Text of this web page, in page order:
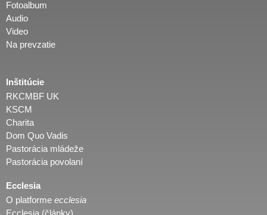
Fotoalbum
Audio
Video
Na prevzatie
Inštitúcie
RKCMBF UK
KSCM
Charita
Dom Quo Vadis
Pastorácia mládeže
Pastorácia povolaní
Ecclesia
O platforme ecclesia